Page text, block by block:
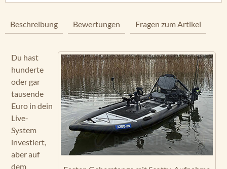
Beschreibung Bewertungen Fragen zum Artikel
Du hast
hunderte
oder gar
tausende
Euro in dein
Live-
System
investiert,
aber auf
dem